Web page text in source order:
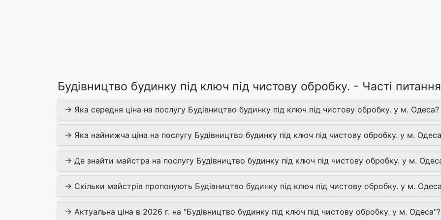
Будівництво будинку під ключ під чистову обробку. - Часті питання
→ Яка середня ціна на послугу Будівництво будинку під ключ під чистову обробку. у м. Одеса?
→ Яка найнижча ціна на послугу Будівництво будинку під ключ під чистову обробку. у м.
→ Де знайти майстра на послугу Будівництво будинку під ключ під чистову обробку. у м.
→ Скільки майстрів пропонують Будівництво будинку під ключ під чистову обробку. у м.
→ Актуальна ціна в 2026 г. на "Будівництво будинку під ключ під чистову обробку. у м. Одеса"?